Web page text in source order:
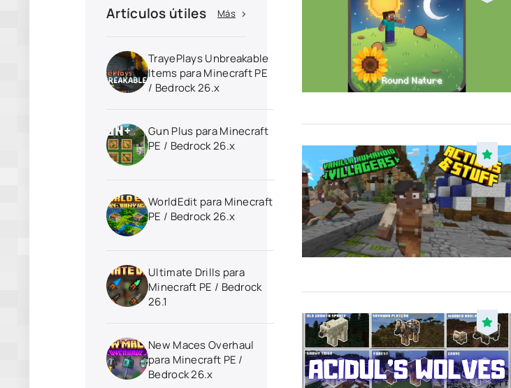
Artículos útiles Más
TrayePlays Unbreakable
Items para Minecraft PE
/ Bedrock 26.x
Gun Plus para Minecraft
PE / Bedrock 26.x
WorldEdit para Minecraft
PE / Bedrock 26.x
Ultimate Drills para
Minecraft PE / Bedrock
26.1
New Maces Overhaul
para Minecraft PE /
Bedrock 26.x